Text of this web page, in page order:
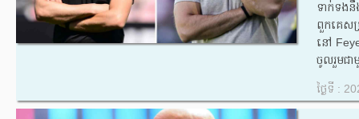
ទាក់ទងនឹ
ពួកគេស
នៅ
ចូលរួមជា
ថ្ងៃទី :